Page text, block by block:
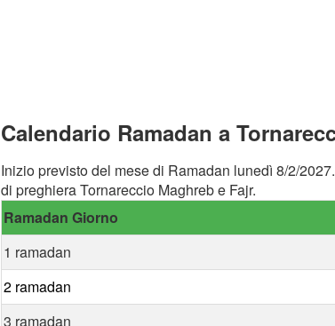
Calendario Ramadan a
Inizio previsto del mese di Ramadan lunedì 8/2/
di preghiera Tornareccio Maghreb e Fajr.
Ramadan Giorno
1 ramadan
2 ramadan
3 ramadan